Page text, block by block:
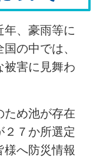
、豪雨等に
の中では、
被害に見舞わ
め池が存在
２７か所選定
様へ防災情報